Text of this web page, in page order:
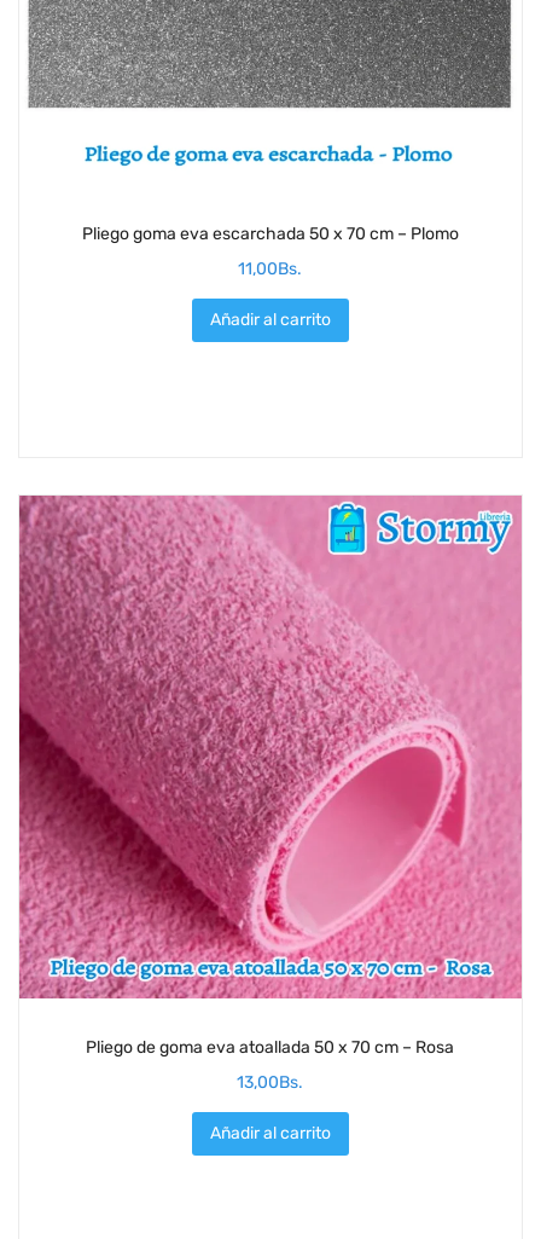
Pliego goma eva escarchada 50 x 70 cm – Plomo
11,00Bs.
Añadir al carrito
Pliego de goma eva atoallada 50 x 70 cm – Rosa
13,00Bs.
Añadir al carrito